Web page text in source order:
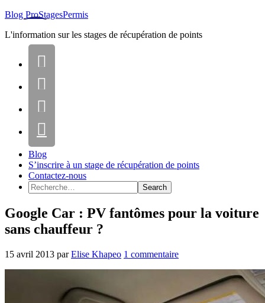
Blog ProStagesPermis
L'information sur les stages de récupération de points




Blog
S’inscrire à un stage de récupération de points
Contactez-nous
Google Car : PV fantômes pour la voiture
sans chauffeur ?
15 avril 2013 parElise Khapeo 1 commentaire